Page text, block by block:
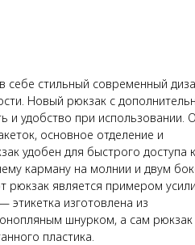
себе стильный современный
Новый рюкзак с
и удобство при использовании.
основное отделение и
удобен для быстрого доступа к
карману на молнии и двум
рюкзак является примером
этикетка изготовлена из
шнурком, а сам рюкзак
пластика.